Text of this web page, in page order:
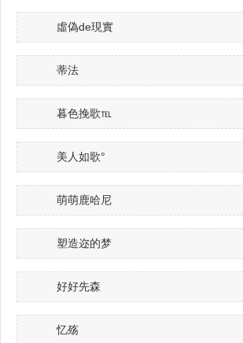
虛偽de現實
蒂法
暮色挽歌℡
美人如歌°
萌萌鹿哈尼
塑造迩的梦
好好先森
忆殇